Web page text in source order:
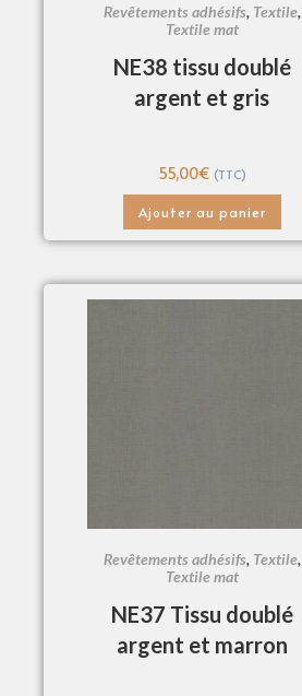
Revêtements adhésifs, Textile,
Textile mat
NE38 tissu doublé
argent et gris
55,00€ (TTC)
Ajouter au panier
Revêtements adhésifs, Textile,
Textile mat
NE37 Tissu doublé
argent et marron